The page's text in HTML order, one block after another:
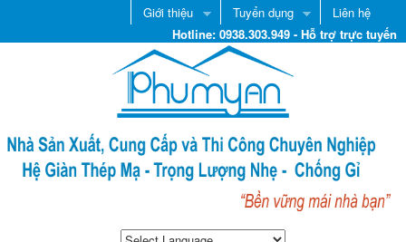
Giới thiệu Tuyển dụng
Liên hệ
Hotline: 0938.303.949 - Hỗ trợ trực tuyến